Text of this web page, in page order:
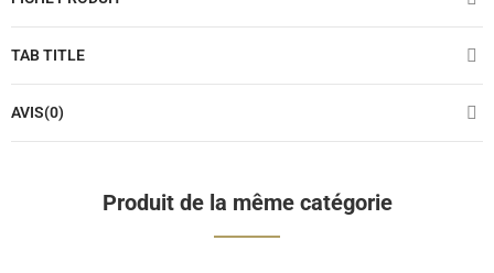
TAB TITLE
AVIS(0)
Produit de la même catégorie